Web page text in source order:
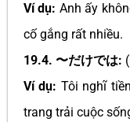
Ví dụ: Anh ấy
cố gắng rất nhiều.
19.4. 〜だけでは:
Ví dụ: Tôi nghĩ
trang trải cuộc